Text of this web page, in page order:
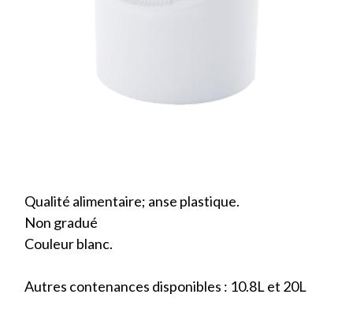
Qualité alimentaire; anse plastique.
Non gradué
Couleur blanc.
Autres contenances disponibles : 10.8L et 20L